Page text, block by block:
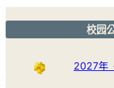
校园
2027年